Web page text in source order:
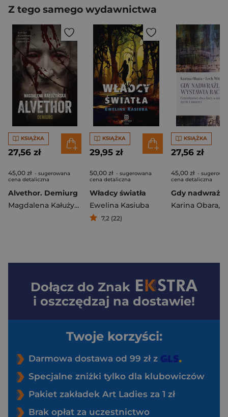
Z tego samego wydawnictwa
KSIĄŻKA
27,56 zł
45,00 zł - sugerowana
cena detaliczna
Alvethor. Demiurg
Magdalena Kałużyńska
KSIĄŻKA
29,95 zł
50,00 zł - sugerowana
cena detaliczna
Władcy światła
Ewelina Kasiuba
7,2 (22)
KSIĄŻKA
27,56 zł
45,00 zł -
cena detaliczna
Karina Obara,
Dołącz do Znak
i oszczędzaj na dostawie!
Twoje korzyści:
Darmowa dostawa od 99 zł z
Specjalne zniżki tylko dla klubowiczów
Pakiet zakładek Art Ladies za 1 zł
Brak opłat za uczestnictwo